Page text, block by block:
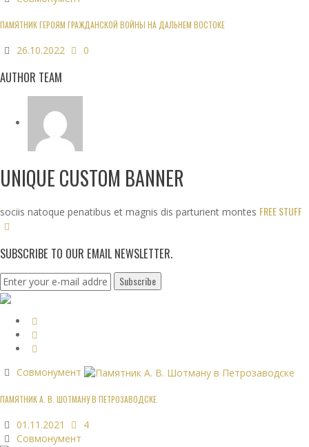
ПАМЯТНИК ГЕРОЯМ ГРАЖДАНСКОЙ ВОЙНЫ НА ДАЛЬНЕМ ВОСТОКЕ
26.10.2022 0
AUTHOR TEAM
UNIQUE CUSTOM BANNER
sociis natoque penatibus et magnis dis parturient montes FREE STUFF
SUBSCRIBE TO OUR EMAIL NEWSLETTER.
Совмонумент
ПАМЯТНИК А. В. ШОТМАНУ В ПЕТРОЗАВОДСКЕ
01.11.2021
4
Совмонумент